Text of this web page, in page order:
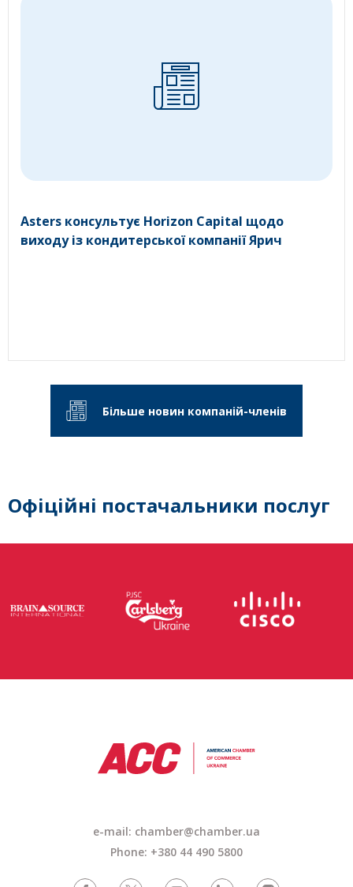
Asters консультує Horizon Capital щодо
виходу із кондитерської компанії Ярич
Більше новин компаній-членів
Офіційні постачальники послуг
e-mail: chamber@chamber.ua
Phone: +380 44 490 5800